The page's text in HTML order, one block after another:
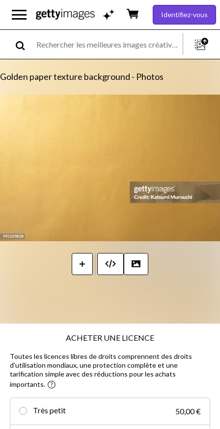
Identifiez-vous
Golden paper texture background - Photos
ACHETER UNE LICENCE
Toutes les licences libres de droits comprennent des droits
d'utilisation mondiaux, une protection complète et une
tarification simple avec des réductions pour les achats
importants.
Très petit 50,00 €